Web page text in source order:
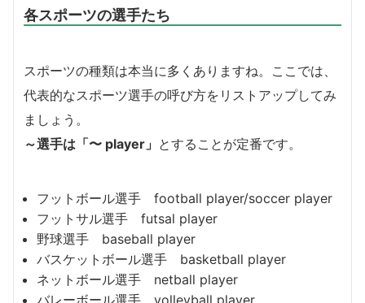
各スポーツの選手たち
スポーツの種類は本当に多くありますね。ここでは、
代表的なスポーツ選手の呼び方をリストアップしてみ
ましょう。
～選手は「〜 player」 とすることが定番です。
フットボール選手 football player/soccer player
フットサル選手 futsal player
野球選手 baseball player
バスケットボール選手 basketball player
ネットボール選手 netball player
バレーボール選手 volleyball player